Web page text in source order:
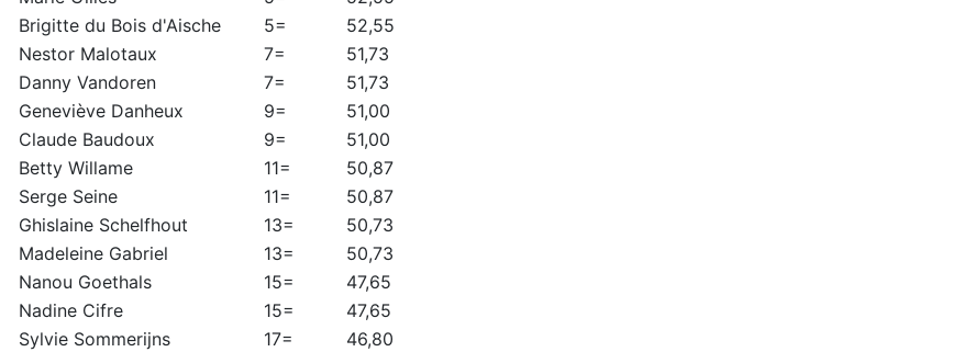
Brigitte du Bois d'Aische
5=
52,55
Nestor Malotaux
7=
51,73
Danny Vandoren
7=
51,73
Geneviève Danheux
9=
51,00
Claude Baudoux
9=
51,00
Betty Willame
11=
50,87
Serge Seine
11=
50,87
Ghislaine Schelfhout
13=
50,73
Madeleine Gabriel
13=
50,73
Nanou Goethals
15=
47,65
Nadine Cifre
15=
47,65
Sylvie Sommerijns
17=
46,80